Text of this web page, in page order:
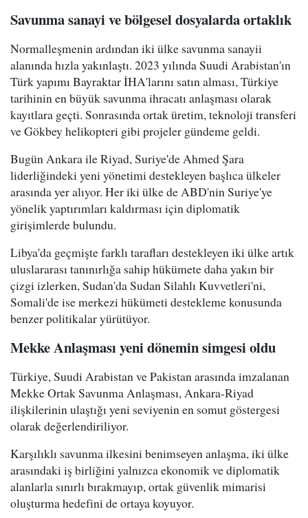
Savunma sanayi ve bölgesel dosyalarda ortaklık
Normalleşmenin ardından iki ülke savunma sanayii
alanında hızla yakınlaştı. 2023 yılında Suudi Arabistan'ın
Türk yapımı Bayraktar İHA'larını satın alması, Türkiye
tarihinin en büyük savunma ihracatı anlaşması olarak
kayıtlara geçti. Sonrasında ortak üretim, teknoloji transferi
ve Gökbey helikopteri gibi projeler gündeme geldi.
Bugün Ankara ile Riyad, Suriye'de Ahmed Şara
liderliğindeki yeni yönetimi destekleyen başlıca ülkeler
arasında yer alıyor. Her iki ülke de ABD'nin Suriye'ye
yönelik yaptırımları kaldırması için diplomatik
girişimlerde bulundu.
Libya'da geçmişte farklı tarafları destekleyen iki ülke artık
uluslararası tanınırlığa sahip hükümete daha yakın bir
çizgi izlerken, Sudan'da Sudan Silahlı Kuvvetleri'ni,
Somali'de ise merkezi hükümeti destekleme konusunda
benzer politikalar yürütüyor.
Mekke Anlaşması yeni dönemin simgesi oldu
Türkiye, Suudi Arabistan ve Pakistan arasında imzalanan
Mekke Ortak Savunma Anlaşması, Ankara-Riyad
ilişkilerinin ulaştığı yeni seviyenin en somut göstergesi
olarak değerlendiriliyor.
Karşılıklı savunma ilkesini benimseyen anlaşma, iki ülke
arasındaki iş birliğini yalnızca ekonomik ve diplomatik
alanlarla sınırlı bırakmayıp, ortak güvenlik mimarisi
oluşturma hedefini de ortaya koyuyor.